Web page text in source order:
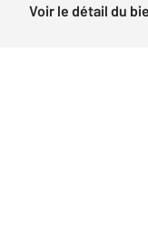
Voir le détail du